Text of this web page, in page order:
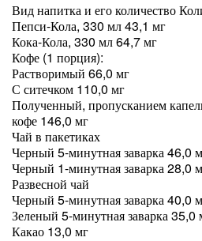
Вид напитка и его количество
Пепси-Кола, 330 мл 43,1 мг
Кока-Кола, 330 мл 64,7 мг
Кофе (1 порция):
Растворимый 66,0 мг
С ситечком 110,0 мг
Полученный, пропусканием
кофе 146,0 мг
Чай в пакетиках
Черный 5-минутная заварка 46,0
Черный 1-минутная заварка 28,0
Развесной чай
Черный 5-минутная заварка 40,0
Зеленый 5-минутная заварка 35,0
Какао 13,0 мг